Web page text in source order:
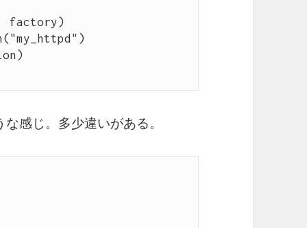
factory)
感じ。多少違いがある。